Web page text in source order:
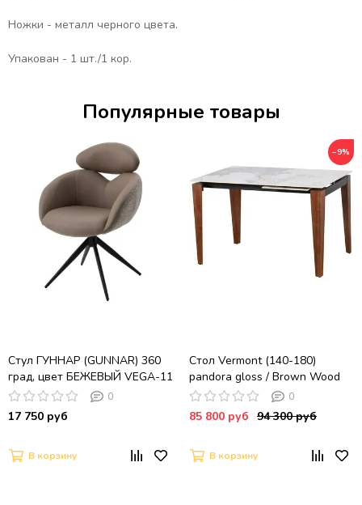
Ножки - металл черного цвета.
Упакован - 1 шт./1 кор.
Популярные товары
Стул ГУННАР (GUNNAR) 360
град, цвет БЕЖЕВЫЙ VEGA-11
/ MIAMI-160, ткань / ЧЕРНЫЙ
каркас, ®DISAUR
0
17 750 руб
В корзину
−9%
Стол Vermont (140-180)
pandora gloss / Brown Wood
0
85 800 руб 94 300 руб
В корзину